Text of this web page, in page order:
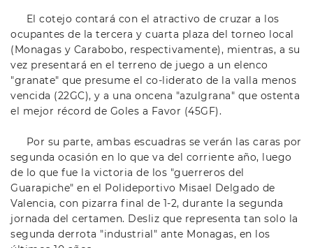
El cotejo contará con el atractivo de cruzar a los
ocupantes de la tercera y cuarta plaza del torneo local
(Monagas y Carabobo, respectivamente), mientras, a su
vez presentará en el terreno de juego a un elenco
"granate" que presume el co-liderato de la valla menos
vencida (22GC), y a una oncena "azulgrana" que ostenta
el mejor récord de Goles a Favor (45GF).
Por su parte, ambas escuadras se verán las caras por
segunda ocasión en lo que va del corriente año, luego
de lo que fue la victoria de los "guerreros del
Guarapiche" en el Polideportivo Misael Delgado de
Valencia, con pizarra final de 1-2, durante la segunda
jornada del certamen. Desliz que representa tan solo la
segunda derrota "industrial" ante Monagas, en los